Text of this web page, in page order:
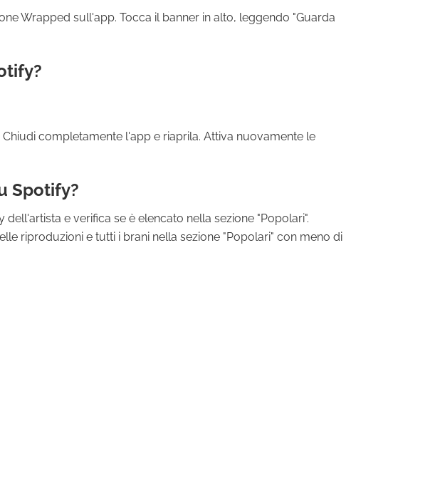
Wrapped sull'app. Tocca il banner in alto, leggendo "Guarda
completamente l'app e riaprila. Attiva nuovamente le
Spotify?
e verifica se è elencato nella sezione "Popolari".
riproduzioni e tutti i brani nella sezione "Popolari" con meno di